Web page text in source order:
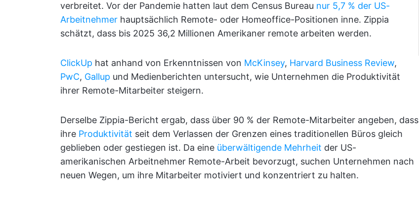
verbreitet. Vor der Pandemie hatten laut dem Census Bureau nur 5,7 % der US-
Arbeitnehmer hauptsächlich Remote- oder Homeoffice-Positionen inne. Zippia
schätzt, dass bis 2025 36,2 Millionen Amerikaner remote arbeiten werden.
ClickUp hat anhand von Erkenntnissen von McKinsey, Harvard Business Review,
PwC, Gallup und Medienberichten untersucht, wie Unternehmen die Produktivität
ihrer Remote-Mitarbeiter steigern.
Derselbe Zippia-Bericht ergab, dass über 90 % der Remote-Mitarbeiter angeben, dass
ihre Produktivität seit dem Verlassen der Grenzen eines traditionellen Büros gleich
geblieben oder gestiegen ist. Da eine überwältigende Mehrheit der US-
amerikanischen Arbeitnehmer Remote-Arbeit bevorzugt, suchen Unternehmen nach
neuen Wegen, um ihre Mitarbeiter motiviert und konzentriert zu halten.